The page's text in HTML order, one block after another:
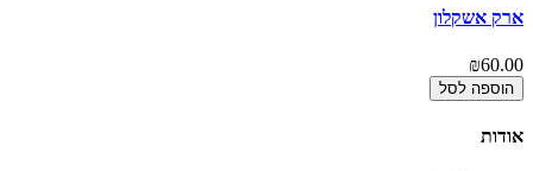
ארק אשקלון
₪60.00
הוספה לסל
אודות